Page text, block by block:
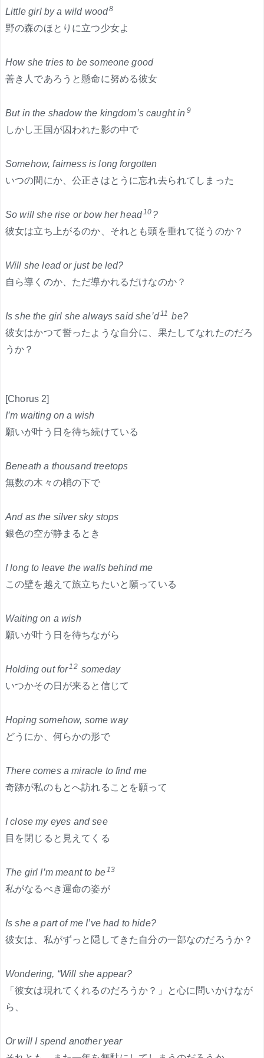
Little girl by a wild wood8
野の森のほとりに立つ少女よ
How she tries to be someone good
善き人であろうと懸命に努める彼女
But in the shadow the kingdom’s caught in 9
しかし王国が囚われた影の中で
Somehow, fairness is long forgotten
いつの間にか、公正さはとうに忘れ去られてしまった
So will she rise or bow her head10 ?
彼女は立ち上がるのか、それとも頭を垂れて従うのか？
Will she lead or just be led?
自ら導くのか、ただ導かれるだけなのか？
Is she the girl she always said she’d11 be?
彼女はかつて誓ったような自分に、果たしてなれたのだろ
うか？
[Chorus 2]
I’m waiting on a wish
願いが叶う日を待ち続けている
Beneath a thousand treetops
無数の木々の梢の下で
And as the silver sky stops
銀色の空が静まるとき
I long to leave the walls behind me
この壁を越えて旅立ちたいと願っている
Waiting on a wish
願いが叶う日を待ちながら
Holding out for12 someday
いつかその日が来ると信じて
Hoping somehow, some way
どうにか、何らかの形で
There comes a miracle to find me
奇跡が私のもとへ訪れることを願って
I close my eyes and see
目を閉じると見えてくる
The girl I’m meant to be13
私がなるべき運命の姿が
Is she a part of me I’ve had to hide?
彼女は、私がずっと隠してきた自分の一部なのだろうか？
Wondering, “Will she appear?
「彼女は現れてくれるのだろうか？」と心に問いかけなが
ら、
Or will I spend another year